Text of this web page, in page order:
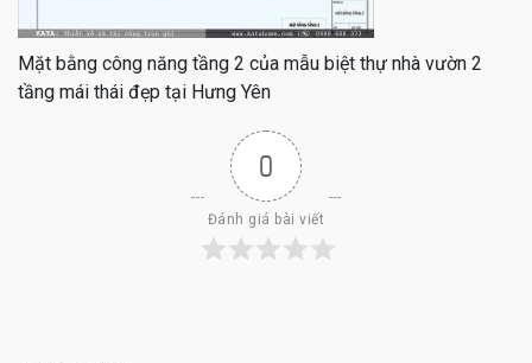
Mặt bằng công năng tầng 2 của mẫu biệt thự nhà vườn 2
tầng mái thái đẹp tại Hưng Yên
0
Đánh giá bài viết